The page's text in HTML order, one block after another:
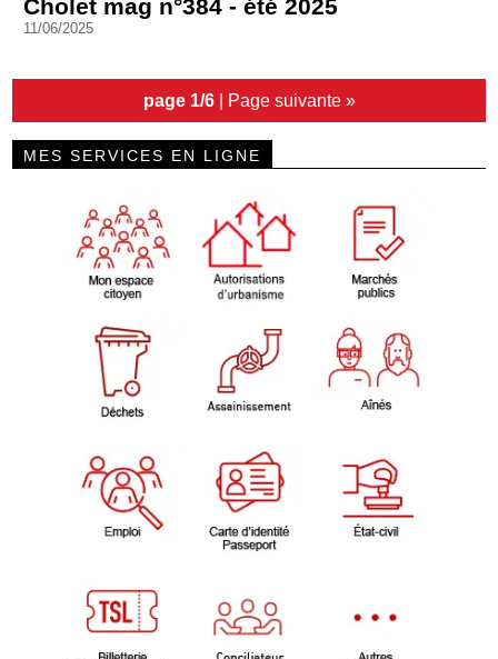
Cholet mag n°384 - été 2025
11/06/2025
page 1/6| Page suivante »
MES SERVICES EN LIGNE